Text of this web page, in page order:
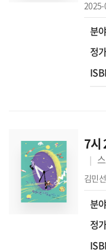
분
정
7시
김민선
분
정